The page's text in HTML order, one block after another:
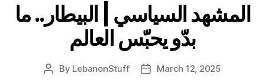
المشهد السياسي | البيطار.. ما
بدّو يحبّس العالم
Post
By LebanonStuff
PostMarch 12, 2025